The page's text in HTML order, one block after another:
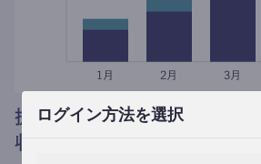
ログイン方法を選択
提携媒体による記事買い取りで
収益がプラスされる